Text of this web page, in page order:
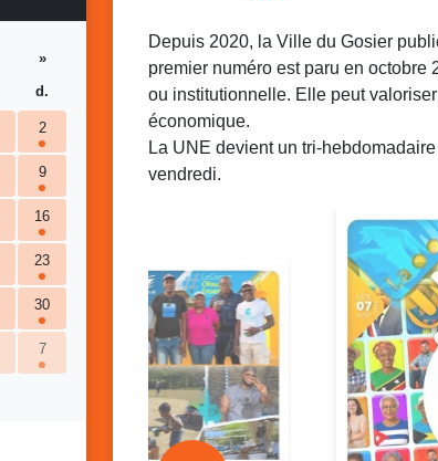
»
d.
2
9
16
23
30
7
Depuis 2020, la Ville du Gosier
premier numéro est paru en
ou institutionnelle. Elle peut
économique.
La UNE devient un tri-
vendredi.